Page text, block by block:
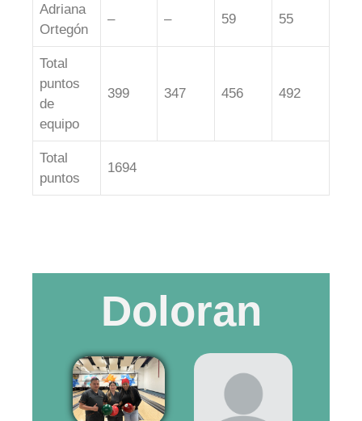
Adriana
Ortegón
– – 59 55
Total
puntos
de
equipo
399 347 456 492
Total
puntos
1694
Doloran